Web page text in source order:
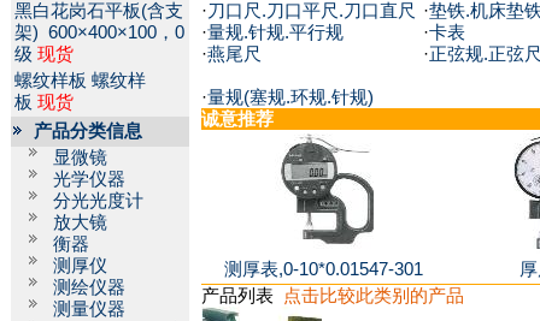
黑白花岗石平板(含支
架) 600×400×100，0
级 现货
螺纹样板 螺纹样
板 现货
产品分类信息
显微镜
光学仪器
分光光度计
放大镜
衡器
测厚仪
测绘仪器
测量仪器
·刀口尺.刀口平尺.刀口直尺 ·垫铁.机床垫
·量规.针规.平行规 ·卡表
·燕尾尺 ·正弦规.正弦
·量规(塞规.环规.针规)
诚意推荐
测厚表,0-10*0.01547-301
产品列表
点击比较此类别的产品